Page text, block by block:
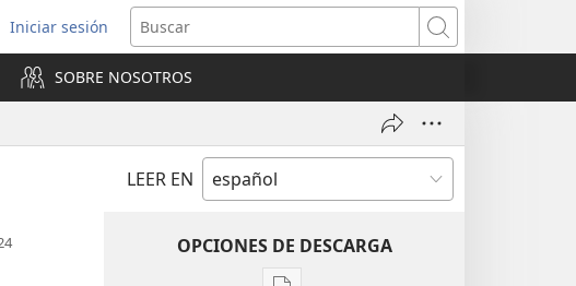
Iniciar sesión
(abre
una
nueva
ventana)
Buscar
SOBRE NOSOTROS
LEER EN
OPCIONES DE DESCARGA